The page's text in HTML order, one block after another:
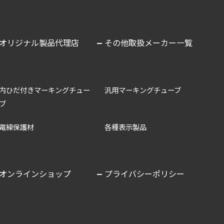
リジナル製品代理店 その他取扱メーカー一覧
ひだ付きマーキングチュー
汎用マーキングチューブ
線保護材 各種表示製品
ンラインショップ プライバシーポリシー